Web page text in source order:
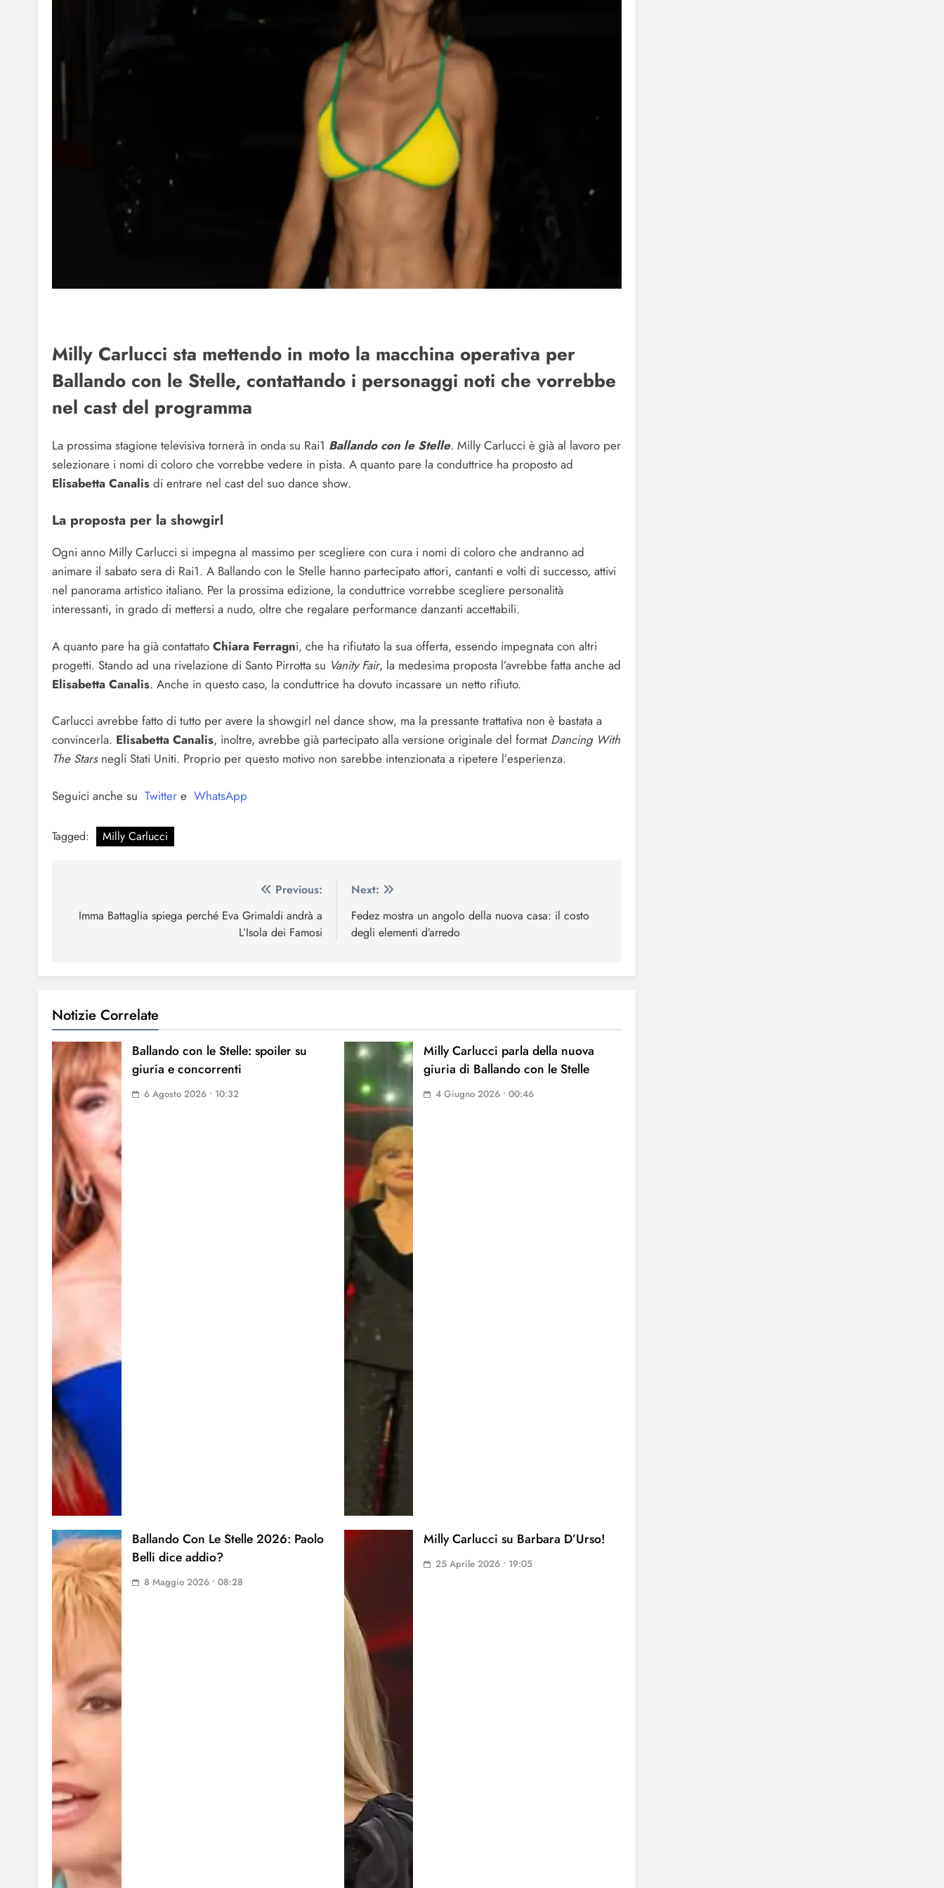
Milly Carlucci sta mettendo in moto la macchina operativa per
Ballando con le Stelle, contattando i personaggi noti che vorrebbe
nel cast del programma
La prossima stagione televisiva tornerà in onda su Rai1 Ballando con le Stelle. Milly Carlucci è già al lavoro per
selezionare i nomi di coloro che vorrebbe vedere in pista. A quanto pare la conduttrice ha proposto ad
Elisabetta Canalis di entrare nel cast del suo dance show.
La proposta per la showgirl
Ogni anno Milly Carlucci si impegna al massimo per scegliere con cura i nomi di coloro che andranno ad
animare il sabato sera di Rai1. A Ballando con le Stelle hanno partecipato attori, cantanti e volti di successo, attivi
nel panorama artistico italiano. Per la prossima edizione, la conduttrice vorrebbe scegliere personalità
interessanti, in grado di mettersi a nudo, oltre che regalare performance danzanti accettabili.
A quanto pare ha già contattato Chiara Ferragni, che ha rifiutato la sua offerta, essendo impegnata con altri
progetti. Stando ad una rivelazione di Santo Pirrotta su Vanity Fair, la medesima proposta l’avrebbe fatta anche ad
Elisabetta Canalis. Anche in questo caso, la conduttrice ha dovuto incassare un netto rifiuto.
Carlucci avrebbe fatto di tutto per avere la showgirl nel dance show, ma la pressante trattativa non è bastata a
convincerla. Elisabetta Canalis, inoltre, avrebbe già partecipato alla versione originale del format Dancing With
The Starsnegli Stati Uniti. Proprio per questo motivo non sarebbe intenzionata a ripetere l’esperienza.
Seguici anche su Twitter e WhatsApp
Tagged: Milly Carlucci
articoli
Previous:
Imma Battaglia spiega perché Eva Grimaldi andrà a
L’Isola dei Famosi
Next:
Fedez mostra un angolo della nuova casa: il costo
degli elementi d’arredo
Notizie Correlate
Ballando con le Stelle: spoiler su
giuria e concorrenti
6 Agosto 2026 • 10:32
Milly Carlucci parla della nuova
giuria di Ballando con le Stelle
4 Giugno 2026 • 00:46
Ballando Con Le Stelle 2026: Paolo
Belli dice addio?
8 Maggio 2026 • 08:28
Milly Carlucci su Barbara D’Urso!
25 Aprile 2026 • 19:05